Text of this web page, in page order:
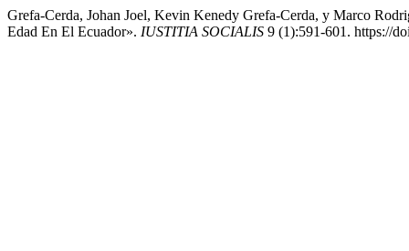
Grefa-Cerda, Johan Joel, Kevin Kenedy Grefa-Cerda, y Marco
Edad En El Ecuador». IUSTITIA SOCIALIS 9 (1):591-601. https://